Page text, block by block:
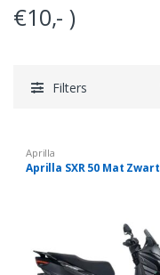
€10,- )
Filters
Aprilla
Aprilla SXR 50 Mat Zwart